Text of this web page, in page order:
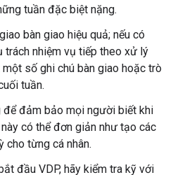
tuần đặc biệt nặng.
bàn giao hiệu quả; nếu có
trách nhiệm vụ tiếp theo xử lý
số ghi chú bàn giao hoặc trò
tuần.
đảm bảo mọi người biết khi
có thể đơn giản như tạo các
cho từng cá nhân.
đầu VDP, hãy kiểm tra kỹ với